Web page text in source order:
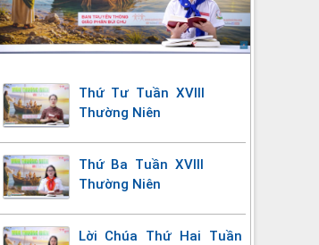
Thứ Tư Tuần XVIII
Thường Niên
Thứ Ba Tuần XVIII
Thường Niên
Lời Chúa Thứ Hai Tuần